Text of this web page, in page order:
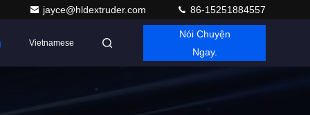
jayce@hldextruder.com 86-15251884557
Vietnamese
Nói Chuyện
Ngay.